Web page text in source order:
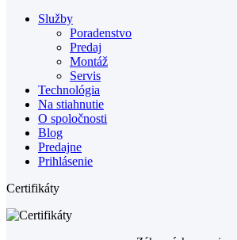
Služby
Poradenstvo
Predaj
Montáž
Servis
Technológia
Na stiahnutie
O spoločnosti
Blog
Predajne
Prihlásenie
Certifikáty